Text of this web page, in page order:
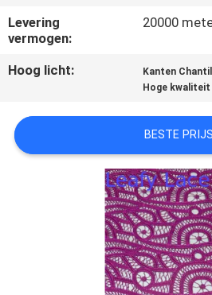
VRAAG
EEN
OFFERTE
SITEMAP
PRIVACYBELEID
Levering
vermogen:
20000
Hoog licht: Kanten
Hoge
BESTE PRIJS